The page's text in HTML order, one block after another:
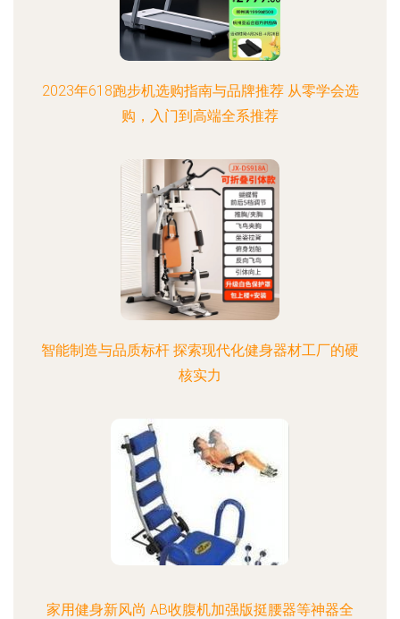
2023年618跑步机选购指南与品牌推荐 从零学会选
购，入门到高端全系推荐
智能制造与品质标杆 探索现代化健身器材工厂的硬
核实力
家用健身新风尚 AB收腹机加强版挺腰器等神器全